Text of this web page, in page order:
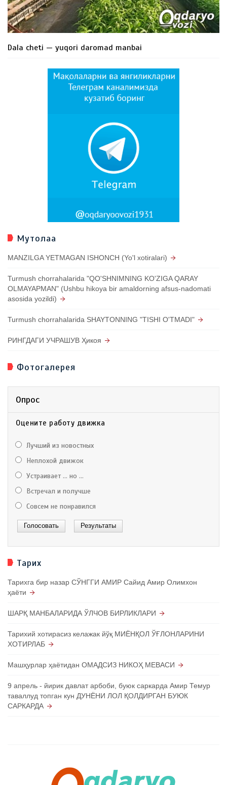
Dala cheti — yuqori daromad manbai
Мутолаа
MANZILGA YETMAGAN ISHONCH (Yo'l xotiralari)
Turmush chorrahalarida "QO'SHNIMNING KO'ZIGA QARAY
OLMAYAPMAN" (Ushbu hikoya bir amaldorning afsus-nadomati
asosida yozildi)
Turmush chorrahalarida SHAYTONNING "TISHI O'TMADI"
РИНГДАГИ УЧРАШУВ Ҳикоя
Фотогалерея
Опрос
Оцените работу движка
Лучший из новостных
Неплохой движок
Устраивает ... но ...
Встречал и получше
Совсем не понравился
Тарих
Тарихга бир назар СЎНГГИ АМИР Сайид Амир Олимхон
ҳаёти
ШАРҚ МАНБАЛАРИДА ЎЛЧОВ БИРЛИКЛАРИ
Тарихий хотирасиз келажак йўқ МИЁНҚОЛ ЎҒЛОНЛАРИНИ
ХОТИРЛАБ
Машҳурлар ҳаётидан ОМАДСИЗ НИКОҲ МЕВАСИ
9 апрель - йирик давлат арбоби, буюк саркарда Амир Темур
таваллуд топган кун ДУНЁНИ ЛОЛ ҚОЛДИРГАН БУЮК
САРКАРДА